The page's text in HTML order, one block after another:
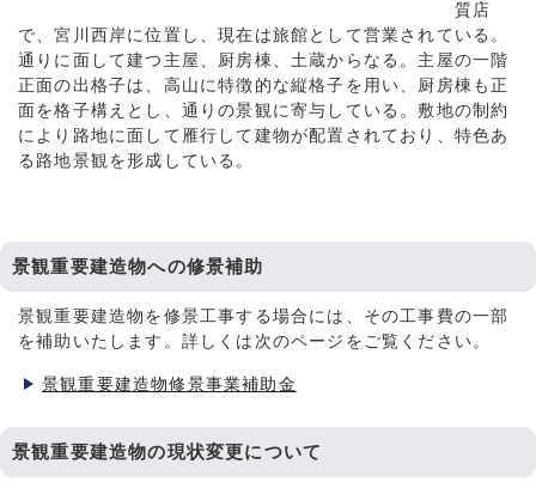
質店
で、宮川西岸に位置し、現在は旅館として営業されている。
通りに面して建つ主屋、厨房棟、土蔵からなる。主屋の一階
正面の出格子は、高山に特徴的な縦格子を用い、厨房棟も正
面を格子構えとし、通りの景観に寄与している。敷地の制約
により路地に面して雁行して建物が配置されており、特色あ
る路地景観を形成している。
景観重要建造物への修景補助
景観重要建造物を修景工事する場合には、その工事費の一部
を補助いたします。詳しくは次のページをご覧ください。
景観重要建造物修景事業補助金
景観重要建造物の現状変更について